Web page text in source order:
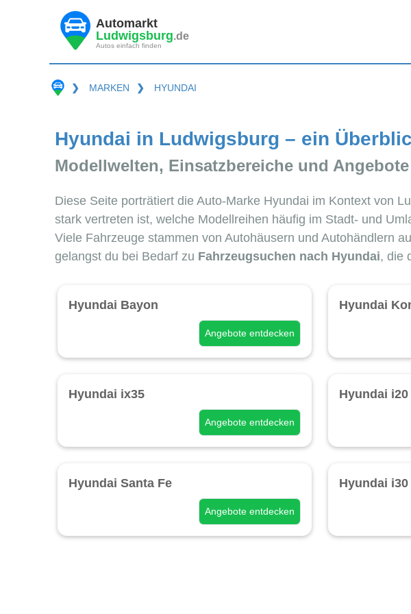
Automarkt
Ludwigsburg.de
Autos einfach finden
❯ MARKEN ❯ HYUNDAI
Hyundai in Ludwigsburg – ein
Modellwelten, Einsatzbereiche und
Diese Seite porträtiert die Auto-Marke Hyundai im Kontext von
stark vertreten ist, welche Modellreihen häufig im Stadt- und
Viele Fahrzeuge stammen von Autohäusern und Autohändlern
gelangst du bei Bedarf zu Fahrzeugsuchen nach Hyundai, die
Hyundai Bayon
Angebote entdecken
Hyundai
Hyundai ix35
Angebote entdecken
Hyundai i20
Hyundai Santa Fe
Angebote entdecken
Hyundai i30